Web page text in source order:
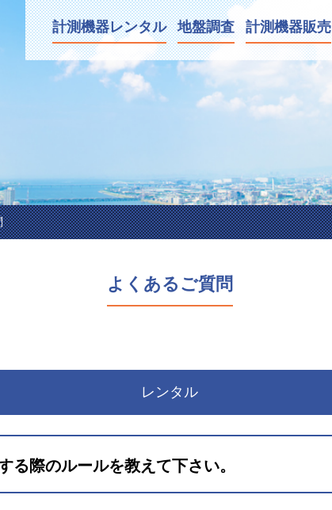
計測機器レンタル 地盤調査 計測機器販売
よくあるご質問
レンタル
る際のルールを教えて下さい。